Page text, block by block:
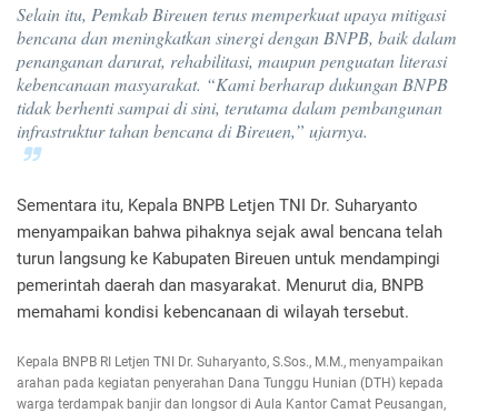
Selain itu, Pemkab Bireuen terus memperkuat upaya mitigasi
bencana dan meningkatkan sinergi dengan BNPB, baik dalam
penanganan darurat, rehabilitasi, maupun penguatan literasi
kebencanaan masyarakat. “Kami berharap dukungan BNPB
tidak berhenti sampai di sini, terutama dalam pembangunan
infrastruktur tahan bencana di Bireuen,” ujarnya.
Sementara itu, Kepala BNPB Letjen TNI Dr. Suharyanto
menyampaikan bahwa pihaknya sejak awal bencana telah
turun langsung ke Kabupaten Bireuen untuk mendampingi
pemerintah daerah dan masyarakat. Menurut dia, BNPB
memahami kondisi kebencanaan di wilayah tersebut.
Kepala BNPB RI Letjen TNI Dr. Suharyanto, S.Sos., M.M., menyampaikan
arahan pada kegiatan penyerahan Dana Tunggu Hunian (DTH) kepada
warga terdampak banjir dan longsor di Aula Kantor Camat Peusangan,